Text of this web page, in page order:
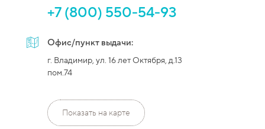
+7 (800) 550-54-93
Офис/пункт выдачи:
г. Владимир, ул. 16 лет Октября, д.13
пом.74
Показать на карте